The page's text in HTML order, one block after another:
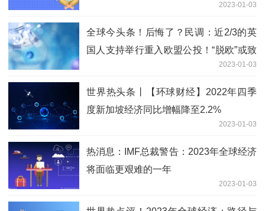
2023-01-03
全球今头条！后悔了？民调：近2/3的英
国人支持举行重入欧盟公投！“脱欧”或致
英国上班族人均每年少赚470英镑2023-01-03
世界热头条丨【环球财经】2022年四季
度新加坡经济同比增幅降至2.2%
2023-01-03
热消息：IMF总裁警告：2023年全球经济
将面临更艰难的一年
2023-01-03